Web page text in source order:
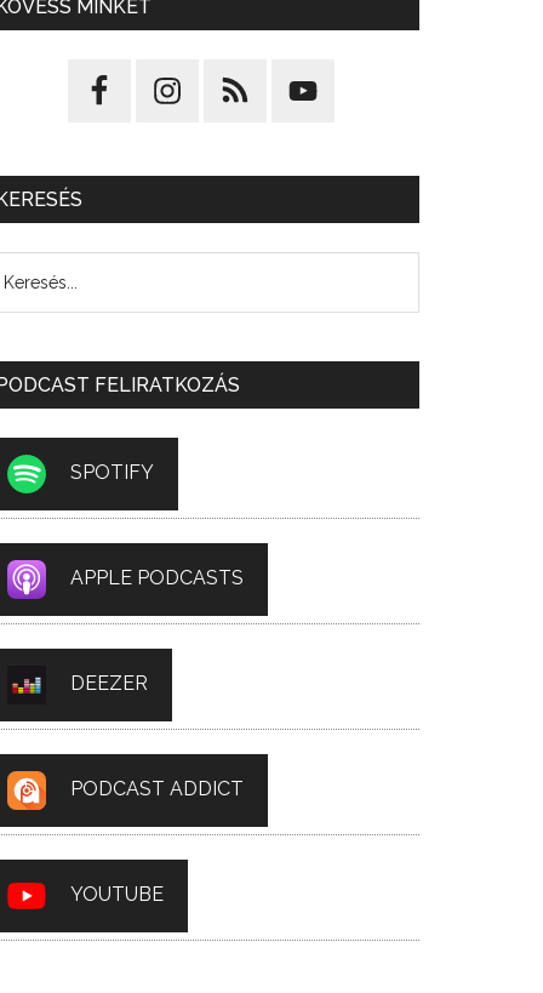
MINKET
FELIRATKOZÁS
SPOTIFY
APPLE PODCASTS
DEEZER
PODCAST ADDICT
YOUTUBE